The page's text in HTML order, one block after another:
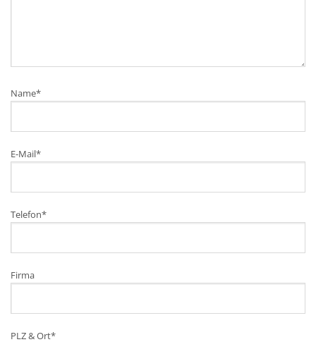
Name*
E-Mail*
Telefon*
Firma
PLZ & Ort*